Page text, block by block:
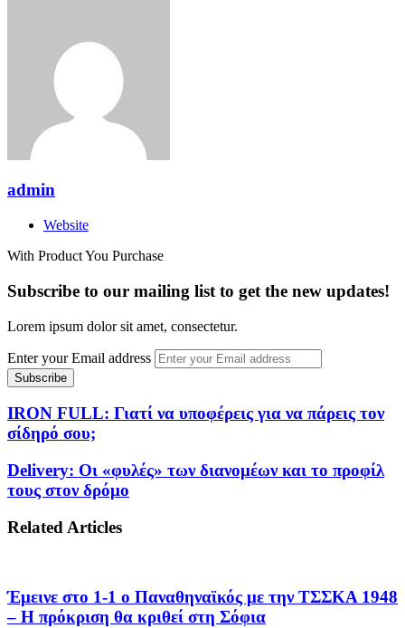
admin
Website
With Product You Purchase
Subscribe to our mailing list to get the new updates!
Lorem ipsum dolor sit amet, consectetur.
Enter your Email address
IRON FULL: Γιατί να υποφέρεις για να πάρεις τον
σίδηρό σου;
Delivery: Οι «φυλές» των διανομέων και το προφίλ
τους στον δρόμο
Related Articles
Έμεινε στο 1-1 ο Παναθηναϊκός με την ΤΣΣΚΑ 1948
– Η πρόκριση θα κριθεί στη Σόφια